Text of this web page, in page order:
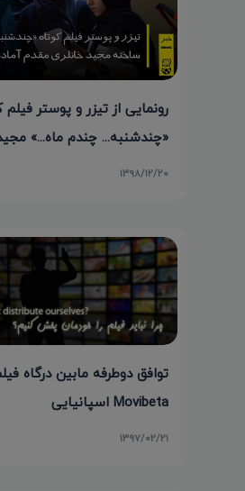
رونمایی از تیزر و پوستر فیلم
«چندشنبه... چندم ماه...»
۱۳۹۸/۱۲/۲۰
توافق دوطرفه مابین درگاه
Movibeta اسپانیایی
۱۳۹۷/۰۲/۲۱